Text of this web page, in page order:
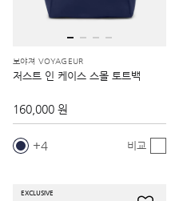
보야져 VOYAGEUR
저스트 인 케이스 스몰 토트백
160,000 원
4 비교
EXCLUSIVE